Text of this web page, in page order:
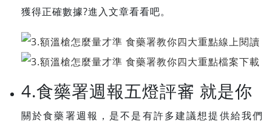
獲得正確數據?進入文章看看吧。
4.食藥署週報五燈評審 就是你
關於食藥署週報，是不是有許多建議想提供給我們